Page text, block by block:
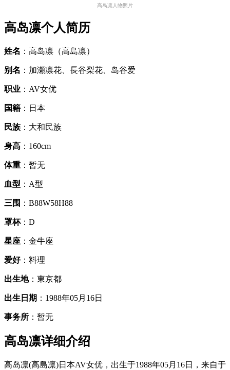
高岛凛人物照片
高岛凛个人简历
姓名 ：高岛凛（高島凛）
别名 ：加瀬凛花、長谷梨花、岛谷爱
职业 ：AV女优
国籍 ：日本
民族 ：大和民族
身高 ：160cm
体重 ：暂无
血型 ：A型
三围 ：B88W58H88
罩杯：D
星座 ：金牛座
爱好：料理
出生地：東京都
出生日期 ：1988年05月16日
事务所 ：暂无
高岛凛详细介绍
高岛凛(高島凛)日本AV女优，出生于1988年05月16日，来自于